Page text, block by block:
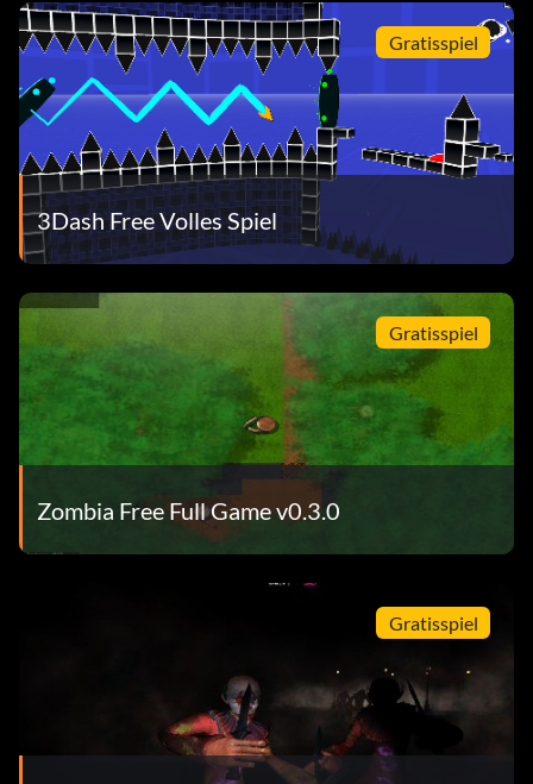
Gratisspiel
3Dash Free Volles Spiel
Gratisspiel
Zombia Free Full Game v0.3.0
Gratisspiel